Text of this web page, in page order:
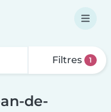
Filtres 1
de-